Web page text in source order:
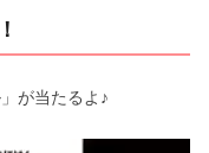
が当たるよ♪